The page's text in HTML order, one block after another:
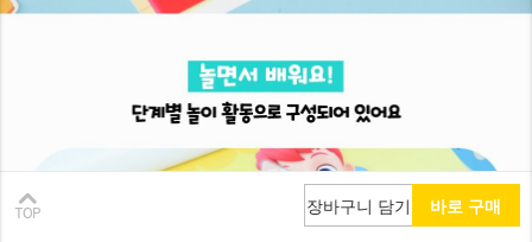
장바구니 담기 바로 구매